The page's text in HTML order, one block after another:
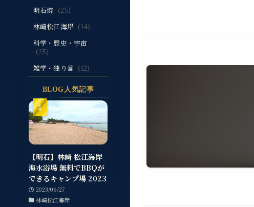
明石焼 (25)
林崎松江海岸 (14)
科学・歴史・宇宙
(25)
雑学・独り言 (12)
BLOG人気記事
【明石】林崎 松江海岸
海水浴場 無料でBBQが
できるキャンプ場 2023
2023/06/27
林崎松江海岸